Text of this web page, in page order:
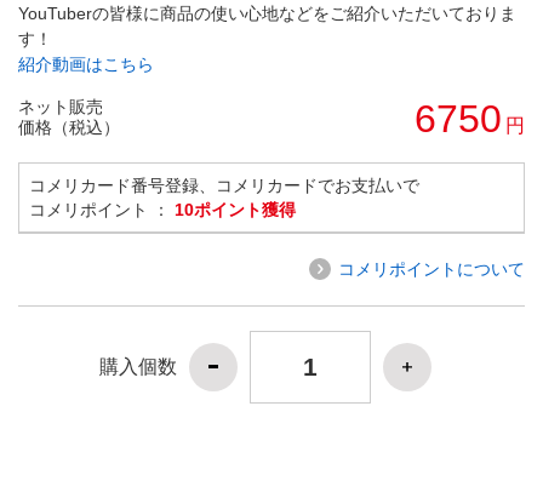
YouTuberの皆様に商品の使い心地などをご紹介いただいておりま
す！
紹介動画はこちら
ネット販売
価格（税込）
6750 円
コメリカード番号登録、コメリカードでお支払いで
コメリポイント ： 10ポイント獲得
コメリポイントについて
購入個数